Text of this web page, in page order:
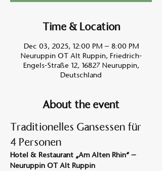
Time & Location
Dec 03, 2025, 12:00 PM – 8:00 PM
Neuruppin OT Alt Ruppin, Friedrich-
Engels-Straße 12, 16827 Neuruppin,
Deutschland
About the event
Traditionelles Gansessen für
4 Personen
Hotel & Restaurant „Am Alten Rhin“ –
Neuruppin OT Alt Ruppin